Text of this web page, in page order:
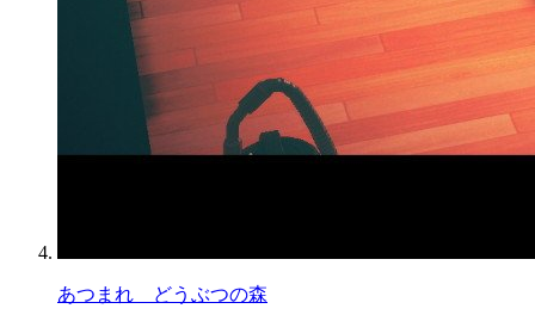
あつまれ どうぶつの森